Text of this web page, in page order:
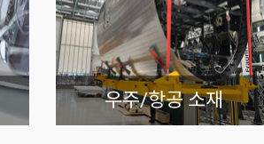
우주/항공 소재